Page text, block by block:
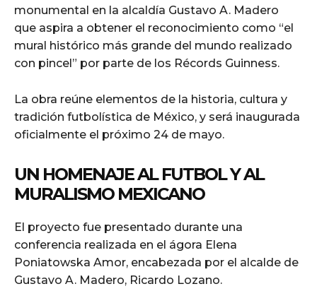
monumental en la alcaldía Gustavo A. Madero
que aspira a obtener el reconocimiento como “el
mural histórico más grande del mundo realizado
con pincel” por parte de los Récords Guinness.
La obra reúne elementos de la historia, cultura y
tradición futbolística de México, y será inaugurada
oficialmente el próximo 24 de mayo.
UN HOMENAJE AL FUTBOL Y AL
MURALISMO MEXICANO
El proyecto fue presentado durante una
conferencia realizada en el ágora Elena
Poniatowska Amor, encabezada por el alcalde de
Gustavo A. Madero, Ricardo Lozano.